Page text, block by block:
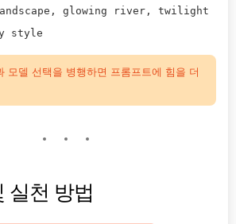
glowing river, twilight
style
모델 선택을 병행하면 프롬프트에 힘을 더
실천 방법